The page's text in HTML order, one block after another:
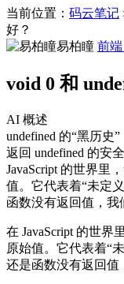
当前位置： 码云笔记
好？
易柏瞳 前端
void 0 和
AI 概述
undefined 的“黑历史
返回 undefined 的安
JavaScript 的世界里
值。它代表着“未定
函数没有返回值，我
在 JavaScript 的世界
原始值。它代表着“
还是函数没有返回值